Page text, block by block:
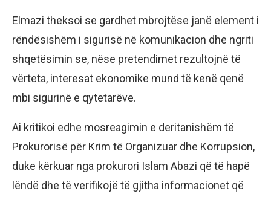
Elmazi theksoi se gardhet mbrojtëse janë element i
rëndësishëm i sigurisë në komunikacion dhe ngriti
shqetësimin se, nëse pretendimet rezultojnë të
vërteta, interesat ekonomike mund të kenë qenë
mbi sigurinë e qytetarëve.
Ai kritikoi edhe mosreagimin e deritanishëm të
Prokurorisë për Krim të Organizuar dhe Korrupsion,
duke kërkuar nga prokurori Islam Abazi që të hapë
lëndë dhe të verifikojë të gjitha informacionet që